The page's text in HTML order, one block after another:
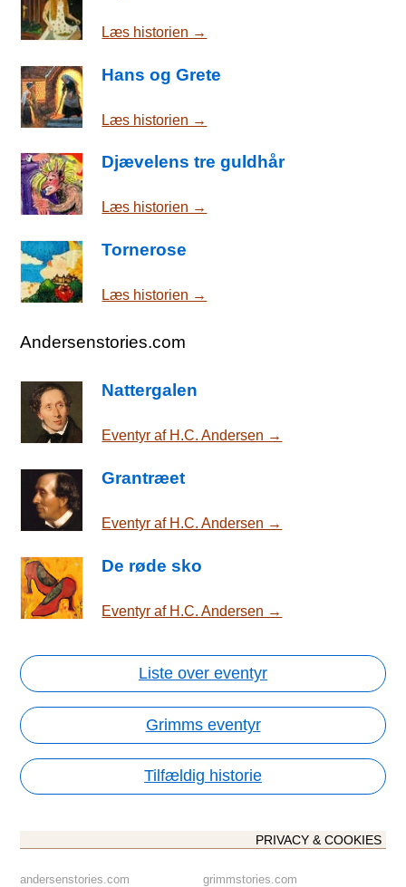
Læs historien →
Hans og Grete
Læs historien →
Djævelens tre guldhår
Læs historien →
Tornerose
Læs historien →
Andersenstories.com
Nattergalen
Eventyr af H.C. Andersen →
Grantræet
Eventyr af H.C. Andersen →
De røde sko
Eventyr af H.C. Andersen →
Liste over eventyr
Grimms eventyr
Tilfældig historie
PRIVACY & COOKIES
andersenstories.com grimmstories.com